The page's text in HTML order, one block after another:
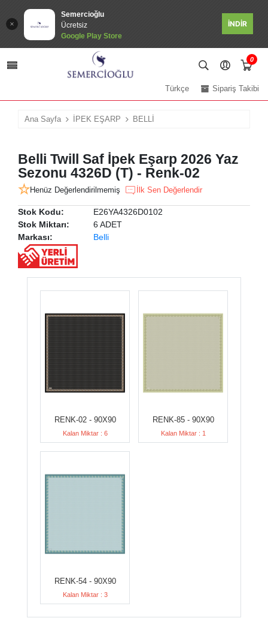
Semercioğlu
Ücretsiz
Google Play Store
İNDİR
0
Sipariş Takibi
Türkçe
Ana Sayfa İPEK EŞARP BELLİ
Belli Twill Saf İpek Eşarp 2026 Yaz
Sezonu 4326D (T) - Renk-02
Henüz Değerlendirilmemiş İlk Sen Değerlendir
Stok Kodu:
E26YA4326D0102
Stok Miktarı:
6 ADET
Markası:
Belli
RENK-02 - 90X90
Kalan Miktar : 6
RENK-85 - 90X90
Kalan Miktar : 1
RENK-54 - 90X90
Kalan Miktar : 3